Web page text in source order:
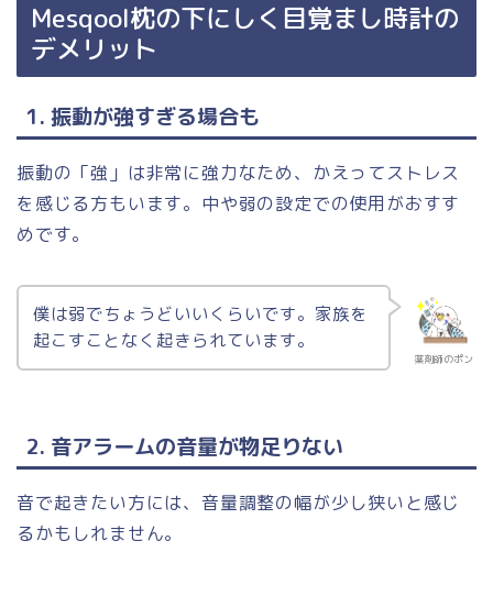
Mesqool枕の下にしく目覚まし時計の
デメリット
1. 振動が強すぎる場合も
振動の「強」は非常に強力なため、かえってストレス
を感じる方もいます。中や弱の設定での使用がおすす
めです。
薬剤師のポン
僕は弱でちょうどいいくらいです。家族を
起こすことなく起きられています。
2. 音アラームの音量が物足りない
音で起きたい方には、音量調整の幅が少し狭いと感じ
るかもしれません。